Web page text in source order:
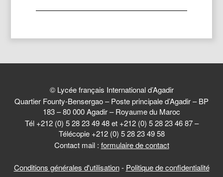
© Lycée français International d’Agadir
Quartier Founty-Bensergao – Poste principale d’Agadir – BP
183 – 80 000 Agadir – Royaume du Maroc
Tél +212 (0) 5 28 23 49 48 et +212 (0) 5 28 23 46 87 –
Télécopie +212 (0) 5 28 23 49 58
Contact mail : formulaire de contact
Conditions générales d'utilisation- Politique de confidentialité